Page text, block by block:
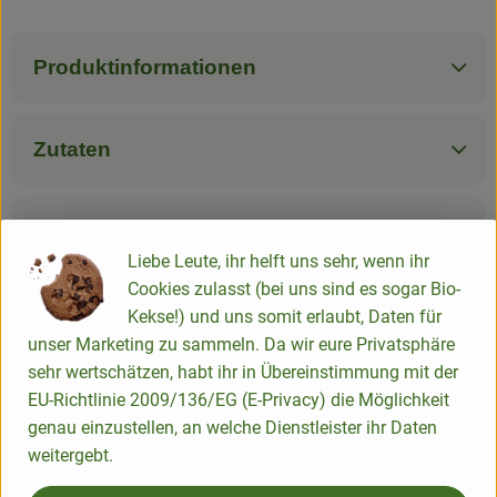
Produktinformationen
Zutaten
Produktdatenblatt
Herkunft
Hersteller: Berchtesgadener Land Bio
Liebe Leute, ihr helft uns sehr, wenn ihr
Cookies zulasst (bei uns sind es sogar Bio-
Kekse!) und uns somit erlaubt, Daten für
unser Marketing zu sammeln. Da wir eure Privatsphäre
sehr wertschätzen, habt ihr in Übereinstimmung mit der
EU-Richtlinie 2009/136/EG (E-Privacy) die Möglichkeit
genau einzustellen, an welche Dienstleister ihr Daten
weitergebt.